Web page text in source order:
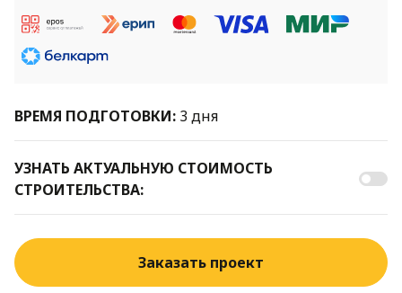
ВРЕМЯ ПОДГОТОВКИ: 3 дня
УЗНАТЬ АКТУАЛЬНУЮ СТОИМОСТЬ
СТРОИТЕЛЬСТВА:
Заказать проект